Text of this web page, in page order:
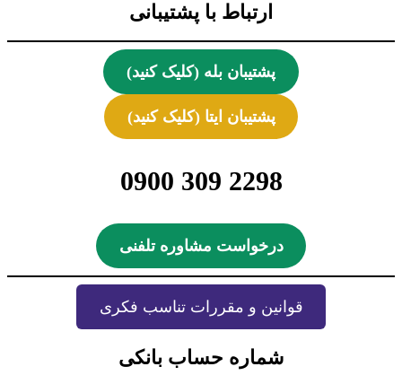
ارتباط با پشتیبانی
پشتیبان بله (کلیک کنید)
پشتیبان ایتا (کلیک کنید)
2298 309 0900
درخواست مشاوره تلفنی
قوانین و مقررات تناسب فکری
شماره حساب بانکی